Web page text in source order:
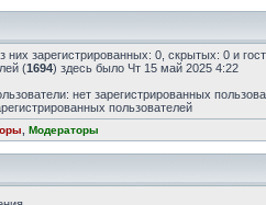
них зарегистрированных: 0, скрытых: 0 и
(1694) здесь было Чт 15 май 2025 4:22
нет зарегистрированных
пользователей
Модераторы